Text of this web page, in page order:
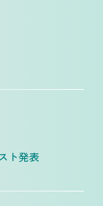
ト発表